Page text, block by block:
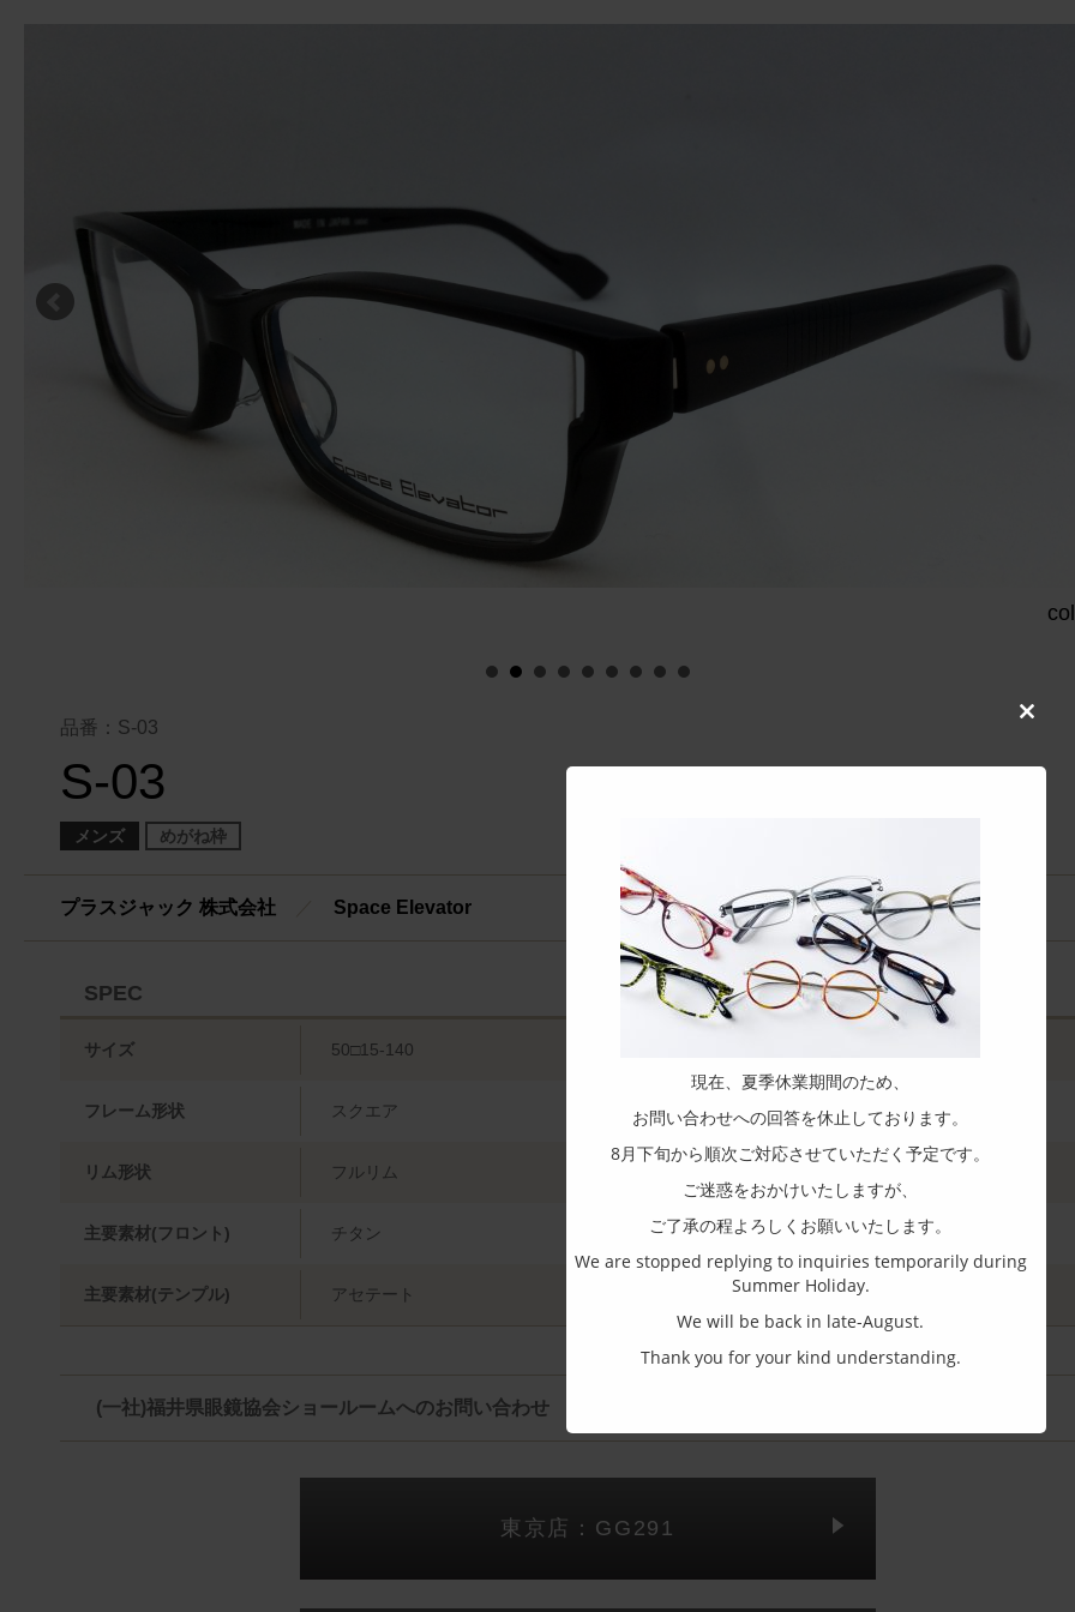
品番：S-03
S-03
メンズ めがね枠
プラスジャック 株式会社 Space Elevator
SPEC
サイズ 50□15-140
フレーム形状 スクエア
リム形状 フルリム
主要素材(フロント) チタン
主要素材(テンプル) アセテート
(一社)福井県眼鏡協会ショールームへのお問い合わせ
東京店：GG291
現在、夏季休業期間のため、
お問い合わせへの回答を休止しております。
8月下旬から順次ご対応させていただく予定です。
ご迷惑をおかけいたしますが、
ご了承の程よろしくお願いいたします。
We are stopped replying to inquiries temporarily during
Summer Holiday.
We will be back in late-August.
Thank you for your kind understanding.